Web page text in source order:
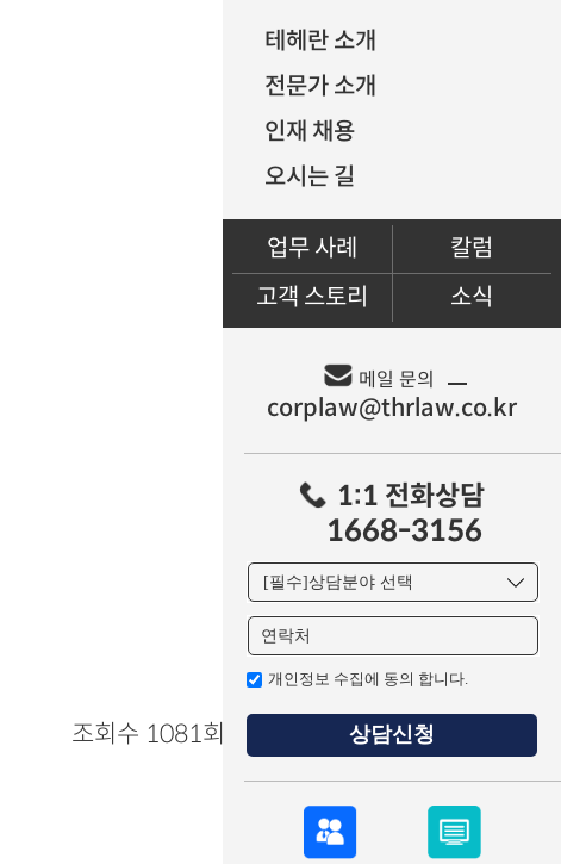
테헤란 소개
전문가 소개
인재 채용
오시는 길
업무 사례
칼럼
고객 스토리
소식
메일 문의
1:1 전화상담
1668-3156
개인정보 수집에 동의 합니다.
상담신청
조회수 1081회